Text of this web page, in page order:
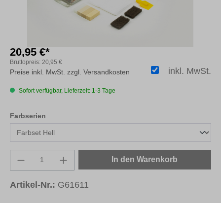
20,95 €*
Bruttopreis: 20,95 €
inkl. MwSt.
Preise inkl. MwSt. zzgl. Versandkosten
Sofort verfügbar, Lieferzeit: 1-3 Tage
Farbserien
Produkt Anzahl: Gib den gewünschten
In den Warenkorb
Artikel-Nr.: G61611